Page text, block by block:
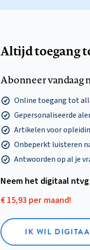
Altijd toegang
Abonneer vandaag
Online toegang tot
Gepersonaliseerde
Artikelen voor
Onbeperkt luisteren
Antwoorden op al je
Neem het digitaal
€ 15,93 per maand!
IK WIL